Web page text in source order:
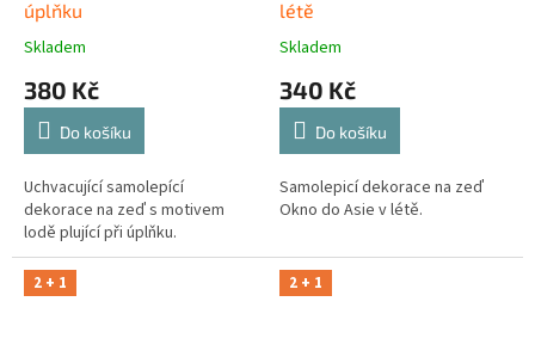
úplňku
Skladem
380 Kč
Do košíku
Uchvacující samolepící
dekorace na zeď s motivem
lodě plující při úplňku.
létě
Skladem
340 Kč
Do košíku
Samolepicí dekorace na zeď
Okno do Asie v létě.
2 + 1 2 + 1